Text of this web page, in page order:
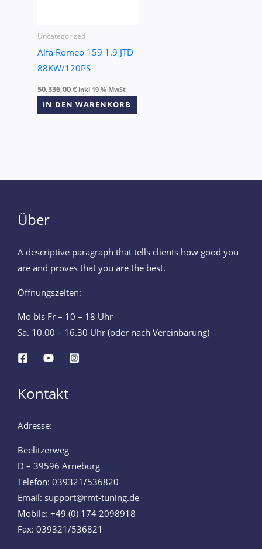
Uncategorized
Alfa Romeo 159 1.9 JTD
88KW/120PS
50.336,00€ inkl 19 % MwSt
IN DEN WARENKORB
Über
A descriptive paragraph that tells clients how good you
are and proves that you are the best.
Öffnungszeiten:
Mo bis Fr – 10 – 18 Uhr
Sa. 10.00 – 16.30 Uhr (oder nach Vereinbarung)
Kontakt
Adresse:
Beelitzerweg
D – 39596 Arneburg
Telefon: 039321/536820
Email: support@rmt-tuning.de
Mobile: +49 (0) 174 2098918
Fax: 039321/536821